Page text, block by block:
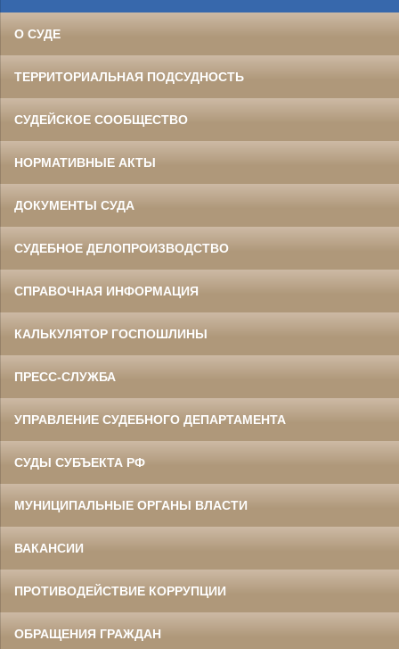
О СУДЕ
ТЕРРИТОРИАЛЬНАЯ ПОДСУДНОСТЬ
СУДЕЙСКОЕ СООБЩЕСТВО
НОРМАТИВНЫЕ АКТЫ
ДОКУМЕНТЫ СУДА
СУДЕБНОЕ ДЕЛОПРОИЗВОДСТВО
СПРАВОЧНАЯ ИНФОРМАЦИЯ
КАЛЬКУЛЯТОР ГОСПОШЛИНЫ
ПРЕСС-СЛУЖБА
УПРАВЛЕНИЕ СУДЕБНОГО ДЕПАРТАМЕНТА
СУДЫ СУБЪЕКТА РФ
МУНИЦИПАЛЬНЫЕ ОРГАНЫ ВЛАСТИ
ВАКАНСИИ
ПРОТИВОДЕЙСТВИЕ КОРРУПЦИИ
ОБРАЩЕНИЯ ГРАЖДАН